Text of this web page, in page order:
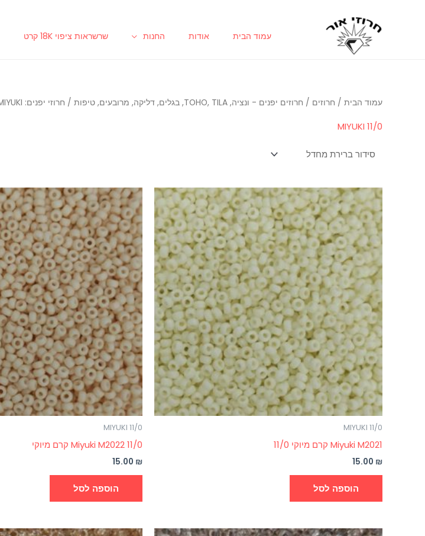
עמוד הבית אודות החנות שרשראות ציפוי 18K קרט
עמוד הבית / חרוזים / חרוזים יפנים - ונציה, TOHO, TILA, בגלים, דליקה, מרובעים, טיפות / חרוזי יפנים: MIYUKI - מיוקי
MIYUKI 11/0
MIYUKI 11/0
Miyuki M2021 קרם מיוקי 11/0
15.00 ₪
הוספה לסל
MIYUKI 11/0
Miyuki M2022 11/0 קרם מיוקי
15.00 ₪
הוספה לסל